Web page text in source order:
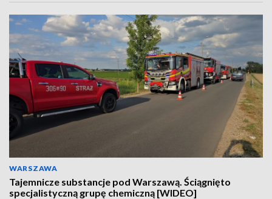
WARSZAWA
Tajemnicze substancje pod Warszawą. Ściągnięto
specjalistyczną grupę chemiczną [WIDEO]